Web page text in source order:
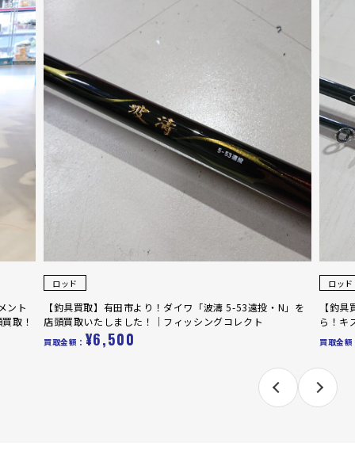
ント
取！
ロッド
【釣具買取】有田市より！ダイワ「波濤 5-53遠投・N」を
店頭買取いたしました！｜フィッシングコレクト
買取金額： ¥6,500
ロッド
【釣
ら！キ
買取金額